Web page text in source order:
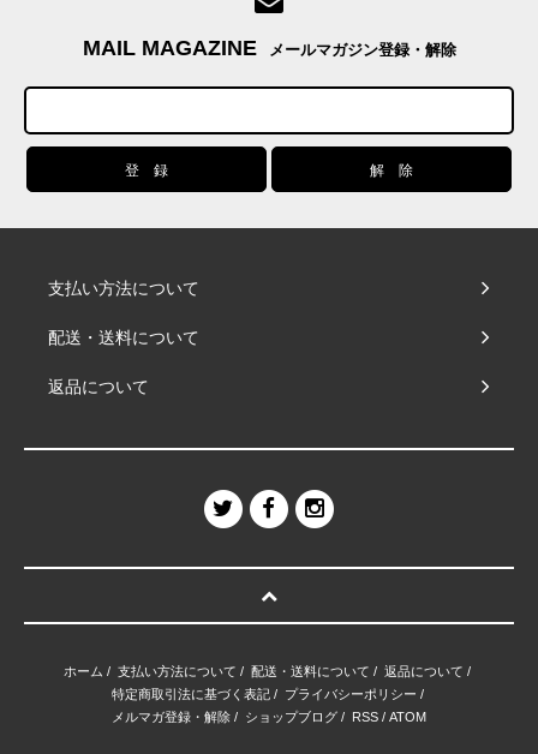
MAIL MAGAZINE メールマガジン登録・解除
支払い方法について
配送・送料について
返品について
ホーム / 支払い方法について / 配送・送料について / 返品について /
特定商取引法に基づく表記/ プライバシーポリシー /
メルマガ登録・解除 / ショップブログ / RSS / ATOM